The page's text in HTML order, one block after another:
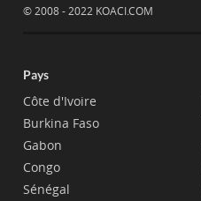
© 2008 - 2022 KOACI.COM
Pays
Côte d'Ivoire
Burkina Faso
Gabon
Congo
Sénégal